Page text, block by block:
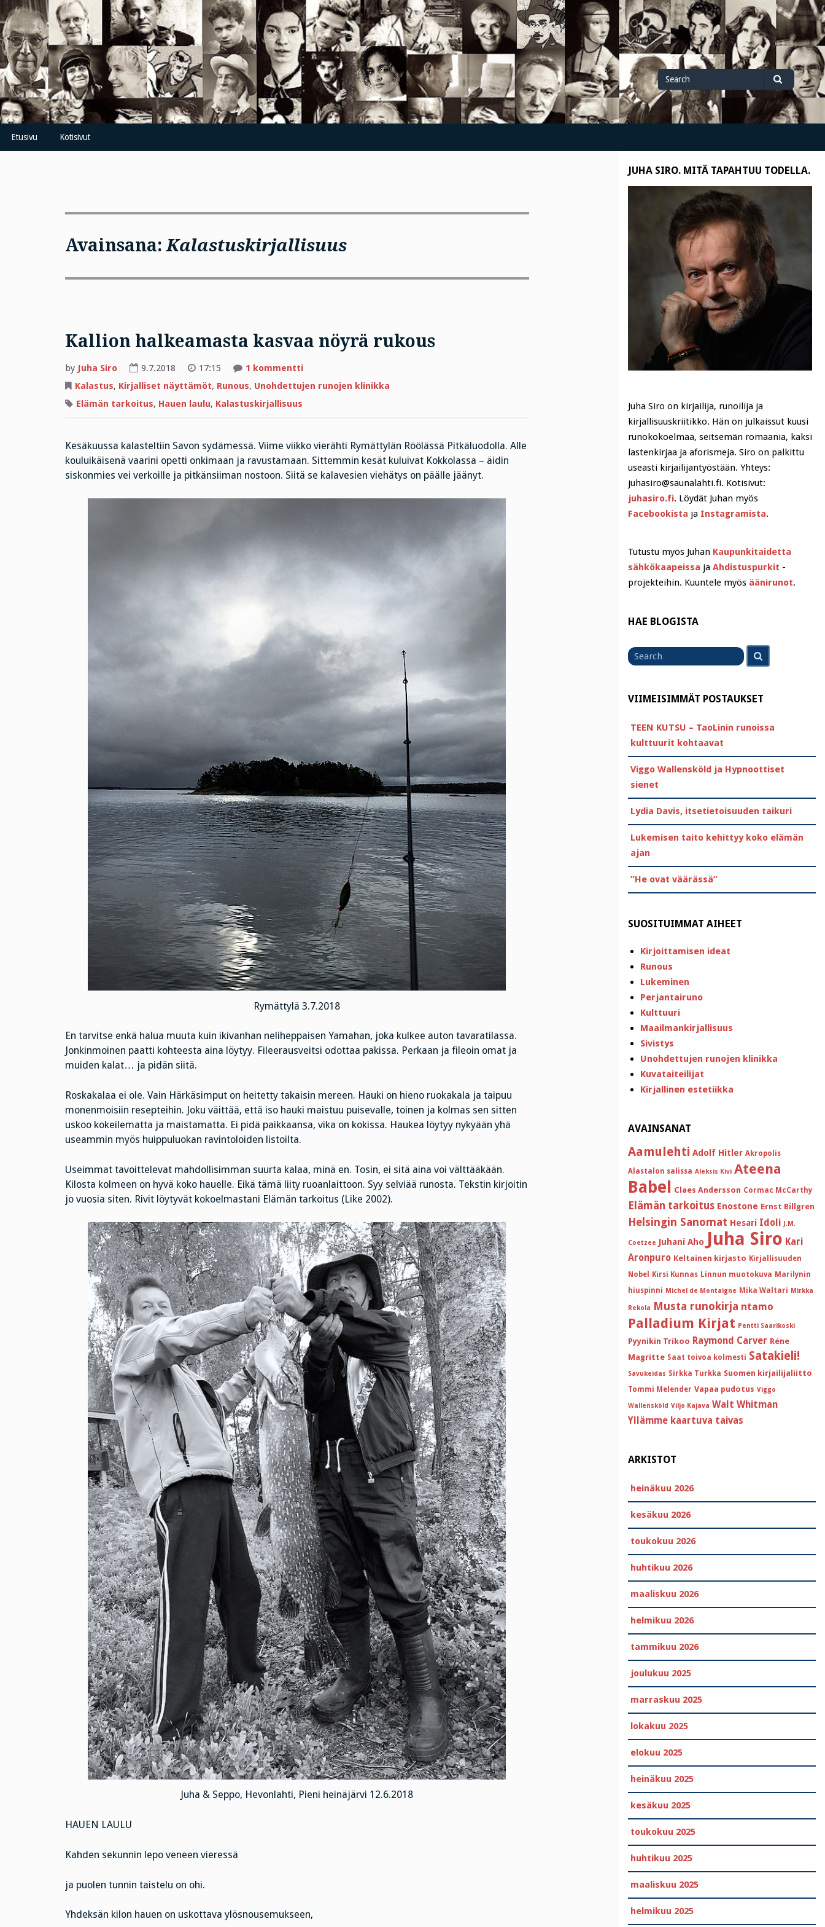
Skip
to
content
Search
for
Search
Etusivu Kotisivut
Avainsana:Kalastuskirjallisuus
Kallion halkeamasta kasvaa nöyrä rukous
by Juha Siro 9.7.2018 17:15 1 kommenttiartikkeliin
halkeamasta
kasvaa
Kalastus, Kirjalliset näyttämöt, Runous, Unohdettujen runojen klinikka
Elämän tarkoitus, Hauen laulu, Kalastuskirjallisuus
Kesäkuussa kalasteltiin Savon sydämessä. Viime viikko vierähti Rymättylän Röölässä Pitkäluodolla. Alle
kouluikäisenä vaarini opetti onkimaan ja ravustamaan. Sittemmin kesät kuluivat Kokkolassa – äidin
siskonmies vei verkoille ja pitkänsiiman nostoon. Siitä se kalavesien viehätys on päälle jäänyt.
Rymättylä 3.7.2018
En tarvitse enkä halua muuta kuin ikivanhan neliheppaisen Yamahan, joka kulkee auton tavaratilassa.
Jonkinmoinen paatti kohteesta aina löytyy. Fileerausveitsi odottaa pakissa. Perkaan ja fileoin omat ja
muiden kalat… ja pidän siitä.
Roskakalaa ei ole. Vain Härkäsimput on heitetty takaisin mereen. Hauki on hieno ruokakala ja taipuu
monenmoisiin resepteihin. Joku väittää, että iso hauki maistuu puisevalle, toinen ja kolmas sen sitten
uskoo kokeilematta ja maistamatta. Ei pidä paikkaansa, vika on kokissa. Haukea löytyy nykyään yhä
useammin myös huippuluokan ravintoloiden listoilta.
Useimmat tavoittelevat mahdollisimman suurta kalaa, minä en. Tosin, ei sitä aina voi välttääkään.
Kilosta kolmeen on hyvä koko hauelle. Eikä tämä liity ruoanlaittoon. Syy selviää runosta. Tekstin kirjoitin
jo vuosia siten. Rivit löytyvät kokoelmastani Elämän tarkoitus (Like 2002).
Juha & Seppo, Hevonlahti, Pieni heinäjärvi 12.6.2018
HAUEN LAULU
Kahden sekunnin lepo veneen vieressä
ja puolen tunnin taistelu on ohi.
Yhdeksän kilon hauen on uskottava ylösnousemukseen,
JUHA SIRO. MITÄ TAPAHTUU TODELLA.
Juha Siro on kirjailija, runoilija ja
kirjallisuuskriitikko. Hän on julkaissut kuusi
runokokoelmaa, seitsemän romaania, kaksi
lastenkirjaa ja aforismeja. Siro on palkittu
useasti kirjailijantyöstään. Yhteys:
juhasiro@saunalahti.fi. Kotisivut:
juhasiro.fi. Löydät Juhan myös
Facebookista ja Instagramista.
Tutustu myös Juhan Kaupunkitaidetta
sähkökaapeissa ja Ahdistuspurkit -
projekteihin. Kuuntele myös äänirunot.
HAE BLOGISTA
for
VIIMEISIMMÄT POSTAUKSET
TEEN KUTSU – TaoLinin runoissa
kulttuurit kohtaavat
Viggo Wallensköld ja Hypnoottiset
sienet
Lydia Davis, itsetietoisuuden taikuri
Lukemisen taito kehittyy koko elämän
ajan
”He ovat väärässä”
SUOSITUIMMAT AIHEET
Kirjoittamisen ideat
Runous
Lukeminen
Perjantairuno
Kulttuuri
Maailmankirjallisuus
Sivistys
Unohdettujen runojen klinikka
Kuvataiteilijat
Kirjallinen estetiikka
AVAINSANAT
Aamulehti Adolf Hitler Akropolis
Alastalon salissa Aleksis Kivi Ateena
Babel Claes Andersson Cormac McCarthy
Elämän tarkoitus Enostone Ernst Billgren
Helsingin Sanomat Hesari Idoli J.M.
Coetzee Juhani Aho Juha Siro Kari
Aronpuro Keltainen kirjasto Kirjallisuuden
Nobel
Kirsi Kunnas Linnun muotokuva Marilynin
hiuspinni Michel de Montaigne Mika Waltari Mirkka
Rekola Musta runokirja ntamo
Palladium Kirjat Pentti Saarikoski
Pyynikin Trikoo Raymond Carver Réne
Magritte Saat toivoa kolmesti Satakieli!
Savukeidas Sirkka Turkka Suomen kirjailijaliitto
Tommi Melender Vapaa pudotus Viggo
Wallensköld Viljo Kajava Walt Whitman
Yllämme kaartuva taivas
ARKISTOT
heinäkuu 2026
kesäkuu 2026
toukokuu 2026
huhtikuu 2026
maaliskuu 2026
helmikuu 2026
tammikuu 2026
joulukuu 2025
marraskuu 2025
lokakuu 2025
elokuu 2025
heinäkuu 2025
kesäkuu 2025
toukokuu 2025
huhtikuu 2025
maaliskuu 2025
helmikuu 2025